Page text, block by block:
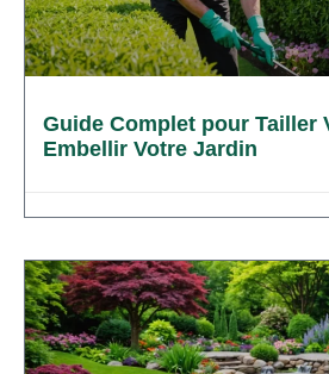
Guide Complet pour Tailler
Embellir Votre Jardin